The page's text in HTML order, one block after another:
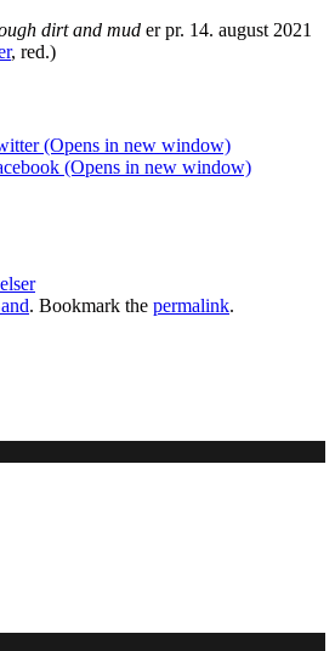
dirt and mud er pr. 14. august 2021
, red.)
(Opens in new window)
(Opens in new window)
. Bookmark the permalink.